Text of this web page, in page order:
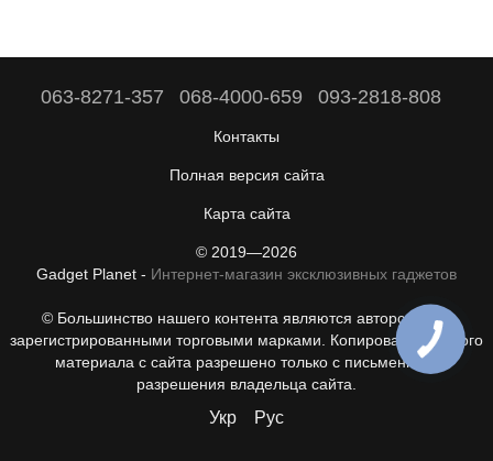
063-8271-357 068-4000-659 093-2818-808
Контакты
Полная версия сайта
Карта сайта
© 2019—2026
Gadget Planet - Интернет-магазин эксклюзивных гаджетов
© Большинство нашего контента являются авторскими с
зарегистрированными торговыми марками. Копирование любого
материала с сайта разрешено только с письменного
разрешения владельца сайта.
Укр Рус